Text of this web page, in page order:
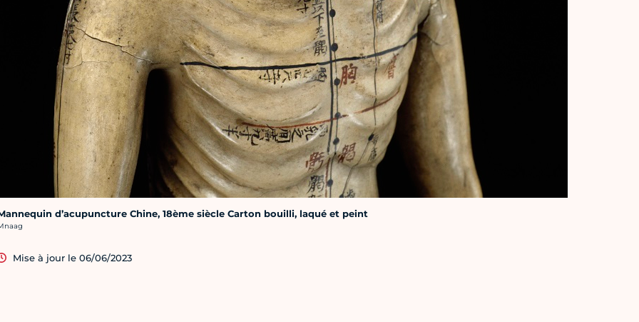
d’acupuncture Chine, 18ème siècle Carton bouilli, laqué et peint
photo :
Mise à jour le 06/06/2023